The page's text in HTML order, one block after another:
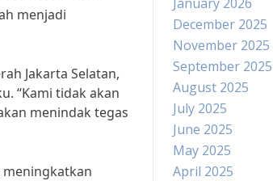
menjadi
Jakarta Selatan,
“Kami tidak akan
menindak tegas
meningkatkan
December 2025
November 2025
September 2025
August 2025
July 2025
June 2025
May 2025
April 2025